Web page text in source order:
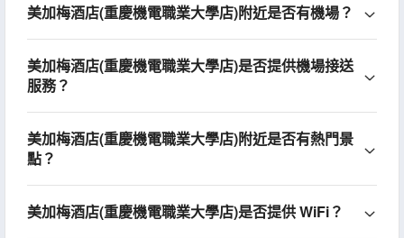
美加梅酒店(重慶機電職業大學店)附近是否有機場？
美加梅酒店(重慶機電職業大學店)是否提供機場接送
服務？
美加梅酒店(重慶機電職業大學店)附近是否有熱門景
點？
美加梅酒店(重慶機電職業大學店)是否提供 WiFi？